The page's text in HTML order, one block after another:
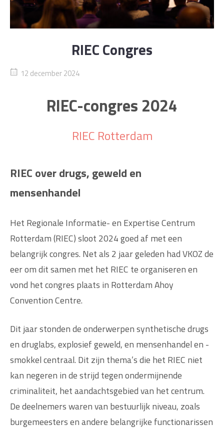
RIEC Congres
12 december 2024
RIEC-congres 2024
RIEC Rotterdam
RIEC over drugs, geweld en
mensenhandel
Het Regionale Informatie- en Expertise Centrum
Rotterdam (RIEC) sloot 2024 goed af met een
belangrijk congres. Net als 2 jaar geleden had VKOZ de
eer om dit samen met het RIEC te organiseren en
vond het congres plaats in Rotterdam Ahoy
Convention Centre.
Dit jaar stonden de onderwerpen synthetische drugs
en druglabs, explosief geweld, en mensenhandel en -
smokkel centraal. Dit zijn thema’s die het RIEC niet
kan negeren in de strijd tegen ondermijnende
criminaliteit, het aandachtsgebied van het centrum.
De deelnemers waren van bestuurlijk niveau, zoals
burgemeesters en andere belangrijke functionarissen